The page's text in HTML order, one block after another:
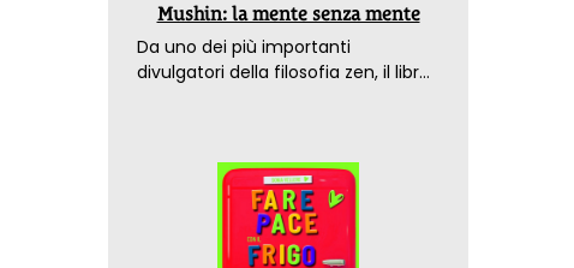
Mushin: la mente senza mente
Da uno dei più importanti
divulgatori della filosofia zen, il libro